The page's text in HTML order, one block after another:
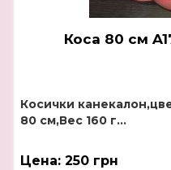
Коса 80 см
Косички
80 см,Вес 160 г...
Цена: 250 грн